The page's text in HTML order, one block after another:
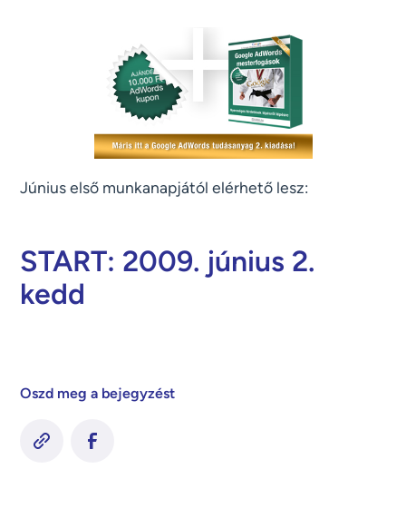
Június első munkanapjától elérhető lesz:
START: 2009. június 2.
kedd
Oszd meg a bejegyzést